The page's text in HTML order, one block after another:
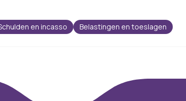
en incasso Belastingen en toeslagen